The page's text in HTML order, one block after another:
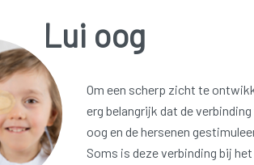
Lui oog
Om een scherp zicht te
erg belangrijk dat de
oog en de hersenen
Soms is deze verbinding bij